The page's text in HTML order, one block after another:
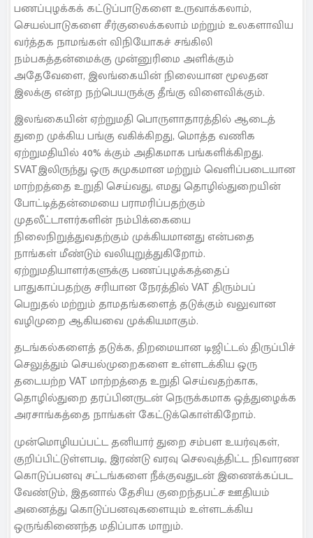
பணப்புழக்கக் கட்டுப்பாடுகளை உருவாக்கலாம்,
செயல்பாடுகளை சீர்குலைக்கலாம் மற்றும் உலகளாவிய
வர்த்தக நாமங்கள் விநியோகச் சங்கிலி
நம்பகத்தன்மைக்கு முன்னுரிமை அளிக்கும்
அதேவேளை, இலங்கையின் நிலையான மூலதன
இலக்கு என்ற நற்பெயருக்கு தீங்கு விளைவிக்கும்.
இலங்கையின் ஏற்றுமதி பொருளாதாரத்தில் ஆடைத்
துறை முக்கிய பங்கு வகிக்கிறது, மொத்த வணிக
ஏற்றுமதியில் 40% க்கும் அதிகமாக பங்களிக்கிறது.
SVATஇலிருந்து ஒரு சுமுகமான மற்றும் வெளிப்படையான
மாற்றத்தை உறுதி செய்வது, எமது தொழில்துறையின்
போட்டித்தன்மையை பராமரிப்பதற்கும்
முதலீட்டாளர்களின் நம்பிக்கையை
நிலைநிறுத்துவதற்கும் முக்கியமானது என்பதை
நாங்கள் மீண்டும் வலியுறுத்துகிறோம்.
ஏற்றுமதியாளர்களுக்கு பணப்புழக்கத்தைப்
பாதுகாப்பதற்கு சரியான நேரத்தில் VAT திரும்பப்
பெறுதல் மற்றும் தாமதங்களைத் தடுக்கும் வலுவான
வழிமுறை ஆகியவை முக்கியமாகும்.
தடங்கல்களைத் தடுக்க, திறமையான டிஜிட்டல் திருப்பிச்
செலுத்தும் செயல்முறைகளை உள்ளடக்கிய ஒரு
தடையற்ற VAT மாற்றத்தை உறுதி செய்வதற்காக,
தொழில்துறை தரப்பினருடன் நெருக்கமாக ஒத்துழைக்க
அரசாங்கத்தை நாங்கள் கேட்டுக்கொள்கிறோம்.
முன்மொழியப்பட்ட தனியார் துறை சம்பள உயர்வுகள்,
குறிப்பிட்டுள்ளபடி, இரண்டு வரவு செலவுத்திட்ட நிவாரண
கொடுப்பனவு சட்டங்களை நீக்குவதுடன் இணைக்கப்பட
வேண்டும், இதனால் தேசிய குறைந்தபட்ச ஊதியம்
அனைத்து கொடுப்பனவுகளையும் உள்ளடக்கிய
ஒருங்கிணைந்த மதிப்பாக மாறும்.